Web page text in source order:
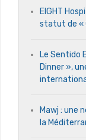
EIGHT
statut de «
Le Sentido
Dinner »,
Mawj : une
la